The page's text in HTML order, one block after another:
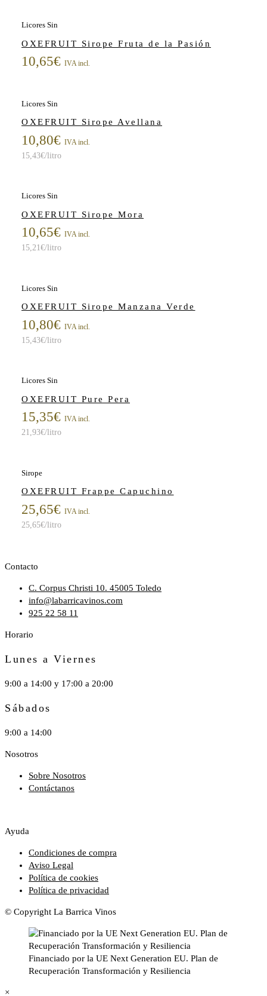
Licores Sin
OXEFRUIT Sirope Fruta de la Pasión
10,65€ IVA incl.
Licores Sin
OXEFRUIT Sirope Avellana
10,80€ IVA incl.
15,43€/litro
Licores Sin
OXEFRUIT Sirope Mora
10,65€ IVA incl.
15,21€/litro
Licores Sin
OXEFRUIT Sirope Manzana Verde
10,80€ IVA incl.
15,43€/litro
Licores Sin
OXEFRUIT Pure Pera
15,35€ IVA incl.
21,93€/litro
Sirope
OXEFRUIT Frappe Capuchino
25,65€ IVA incl.
25,65€/litro
Contacto
C. Corpus Christi 10. 45005 Toledo
info@labarricavinos.com
925 22 58 11
Horario
Lunes a Viernes
9:00 a 14:00 y 17:00 a 20:00
Sábados
9:00 a 14:00
Nosotros
Sobre Nosotros
Contáctanos
Ayuda
Condiciones de compra
Aviso Legal
Política de cookies
Política de privacidad
© Copyright La Barrica Vinos
Financiado por la UE Next Generation EU. Plan de
Recuperación Transformación y Resiliencia
×